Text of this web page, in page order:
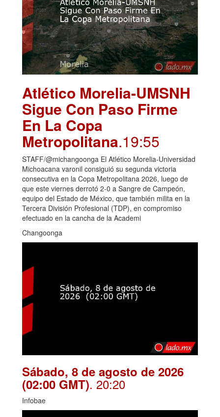
Atlético Morelia-UMSNH
Sigue Con Paso Firme
En La Copa
Metropolitana.19:55
STAFF/@michangoonga El Atlético Morelia-Universidad
Michoacana varonil consiguió su segunda victoria
consecutiva en la Copa Metropolitana 2026, luego de
que este viernes derrotó 2-0 a Sangre de Campeón,
equipo del Estado de México, que también milita en la
Tercera División Profesional (TDP), en compromiso
efectuado en la cancha de la Academi
Changoonga
Sábado, 8 de agosto de 2026
(02:00 GMT). 20:20
Infobae